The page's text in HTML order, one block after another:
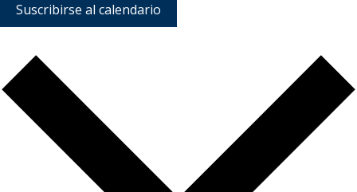
Suscribirse al calendario